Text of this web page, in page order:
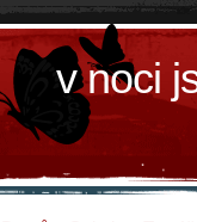
v noci